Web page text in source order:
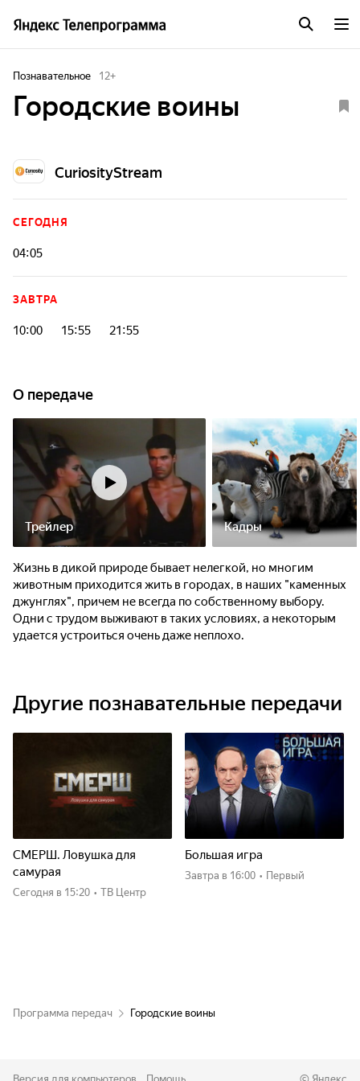
Познавательное 12+
Городские воины
CuriosityStream
СЕГОДНЯ
04:05
ЗАВТРА
10:00 15:55 21:55
О передаче
Трейлер Кадры
Жизнь в дикой природе бывает нелегкой, но многим
животным приходится жить в городах, в наших "каменных
джунглях", причем не всегда по собственному выбору.
Одни с трудом выживают в таких условиях, а некоторым
удается устроиться очень даже неплохо.
Другие познавательные передачи
СМЕРШ. Ловушка для
самурая
Сегодня в 15:20 • ТВ Центр
Большая игра
Завтра в 16:00 • Первый
Программа передач Городские воины